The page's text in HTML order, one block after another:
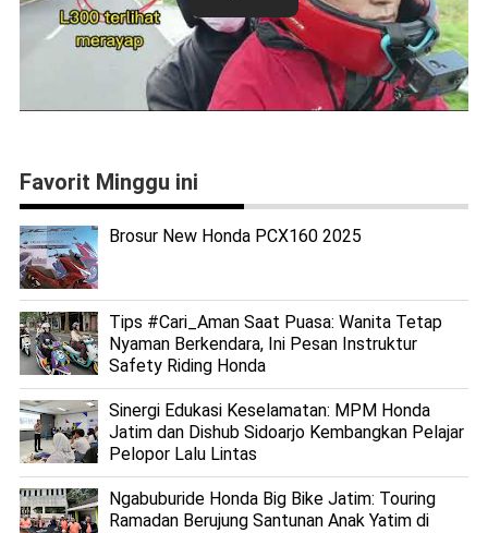
Favorit Minggu ini
Brosur New Honda PCX160 2025
Tips #Cari_Aman Saat Puasa: Wanita Tetap
Nyaman Berkendara, Ini Pesan Instruktur
Safety Riding Honda
Sinergi Edukasi Keselamatan: MPM Honda
Jatim dan Dishub Sidoarjo Kembangkan Pelajar
Pelopor Lalu Lintas
Ngabuburide Honda Big Bike Jatim: Touring
Ramadan Berujung Santunan Anak Yatim di